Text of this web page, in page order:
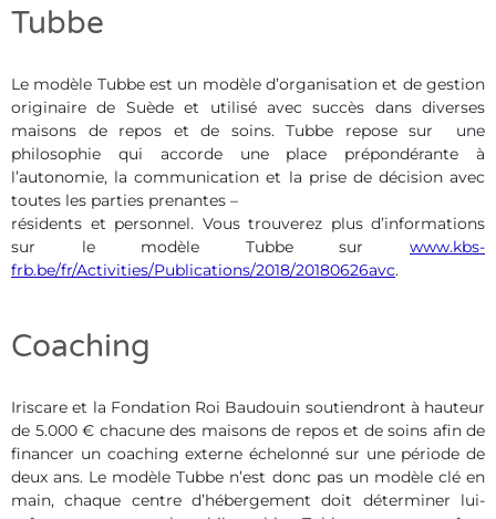
Tubbe
Le modèle Tubbe est un modèle d’organisation et de gestion
originaire de Suède et utilisé avec succès dans diverses
maisons de repos et de soins. Tubbe repose sur une
philosophie qui accorde une place prépondérante à
l’autonomie, la communication et la prise de décision avec
toutes les parties prenantes –
résidents et personnel. Vous trouverez plus d’informations
sur le modèle Tubbe sur www.kbs-
frb.be/fr/Activities/Publications/2018/20180626avc.
Coaching
Iriscare et la Fondation Roi Baudouin soutiendront à hauteur
de 5.000 € chacune des maisons de repos et de soins afin de
financer un coaching externe échelonné sur une période de
deux ans. Le modèle Tubbe n’est donc pas un modèle clé en
main, chaque centre d’hébergement doit déterminer lui-